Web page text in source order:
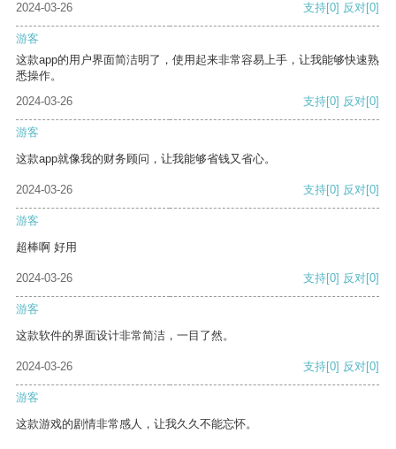
2024-03-26
支持[0] 反对[0]
游客
这款app的用户界面简洁明了，使用起来非常容易上手，让我能够快速熟
悉操作。
2024-03-26
支持[0] 反对[0]
游客
这款app就像我的财务顾问，让我能够省钱又省心。
2024-03-26 支持[0] 反对[0]
游客
超棒啊 好用
2024-03-26 支持[0] 反对[0]
游客
这款软件的界面设计非常简洁，一目了然。
2024-03-26 支持[0] 反对[0]
游客
这款游戏的剧情非常感人，让我久久不能忘怀。